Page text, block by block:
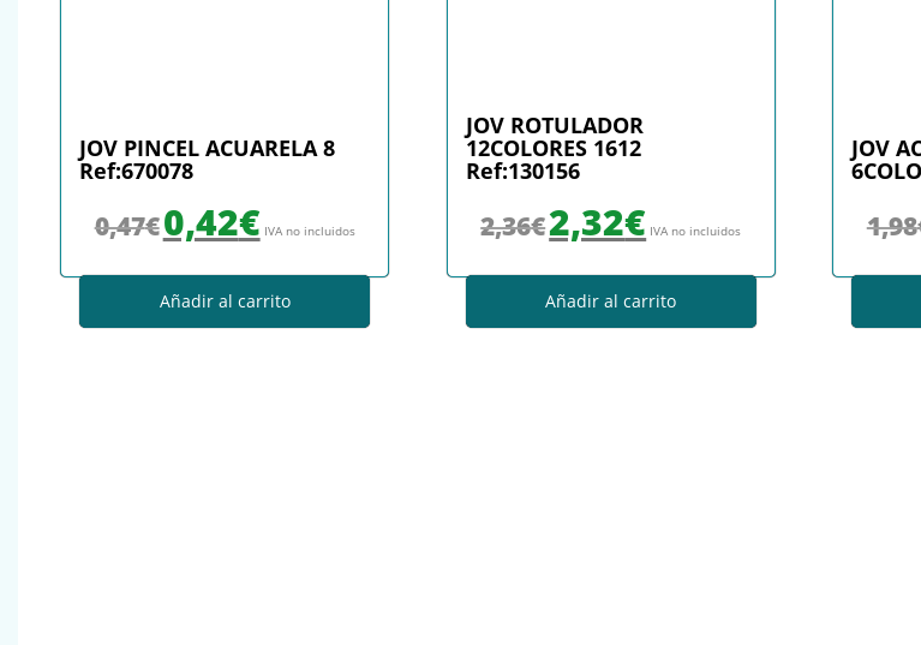
JOV PINCEL ACUARELA 8
Ref:670078
0,47€0,42€ IVA no incluidos
Añadir al carrito
JOV ROTULADOR
12COLORES 1612
Ref:130156
2,36€2,32€ IVA no incluidos
Añadir al carrito
JOV
1,98